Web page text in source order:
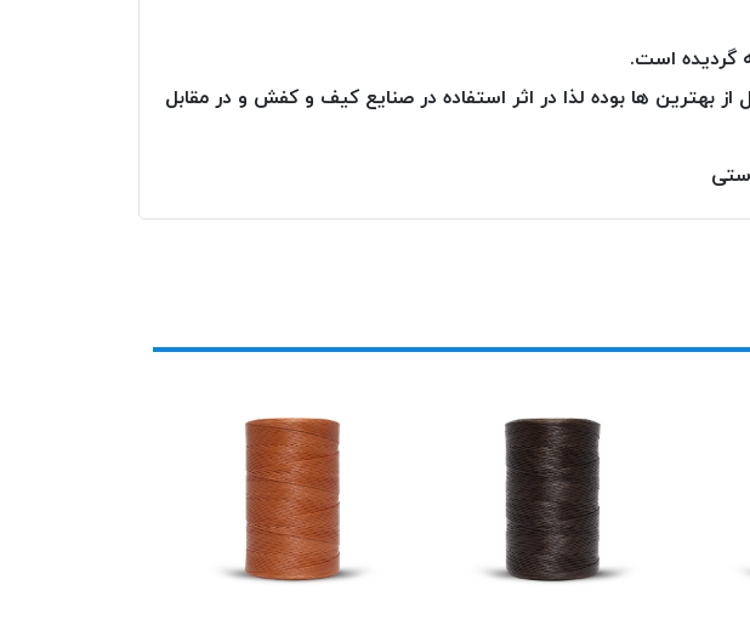
شده در این محصول از بهترین ها بوده لذا در اثر استفاده در صنایع کیف و کفش و در مقابل